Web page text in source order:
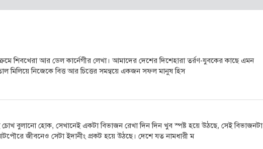
শিবখেরা আর ডেল কার্নেগীর লেখা। আমাদের দেশের দিশেহারা তর্রণ-যুবকের কাছে এমন
নিজেকে বিত্ত আর চিত্তের সমন্বয়ে একজন সফল মানুষ হিস
চোখ বুলানো হোক, সেখানেই একটা বিভাজন রেখা দিন দিন খুব স্পষ্ট হয়ে উঠছে, সেই বিভাজনটা
জীবনেও সেটা ইদানীং প্রকট হয়ে উঠছে। দেশে যত নামধারী ম